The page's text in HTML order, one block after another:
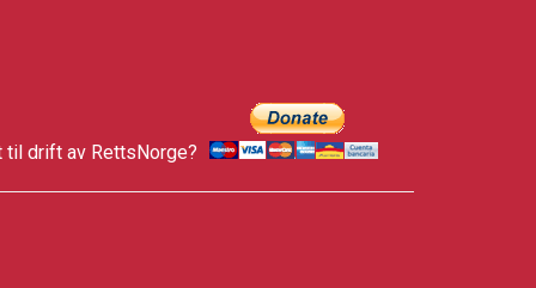
til drift av RettsNorge?